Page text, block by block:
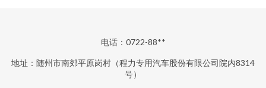
电话：0722-88**
地址：随州市南郊平原岗村（程力专用汽车股份有限公司院内8314
号）